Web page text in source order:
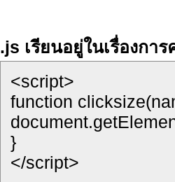
.js เรียนอยู่ในเรื่องกา
<script>
function
}
</script>